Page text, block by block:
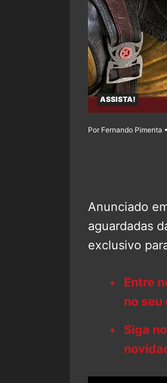
ASSISTA!
Por Fernando Pimenta
Anunciado
aguardadas
exclusivo
Entre
no seu
Siga